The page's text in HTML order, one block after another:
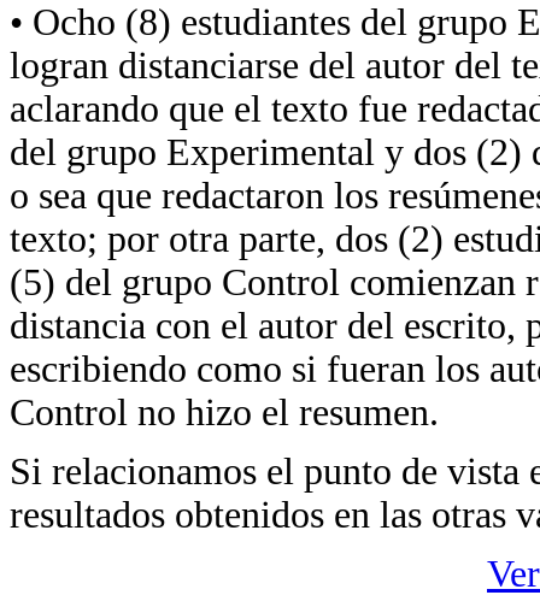
• Ocho (8) estudiantes del
logran distanciarse del autor del
aclarando que el texto fue
del grupo Experimental y dos (2)
o sea que redactaron los
texto; por otra parte, dos (2)
(5) del grupo Control comienzan
distancia con el autor del escrito,
escribiendo como si fueran los
Control no hizo el resumen.
Si relacionamos el punto de vista
resultados obtenidos en las otras